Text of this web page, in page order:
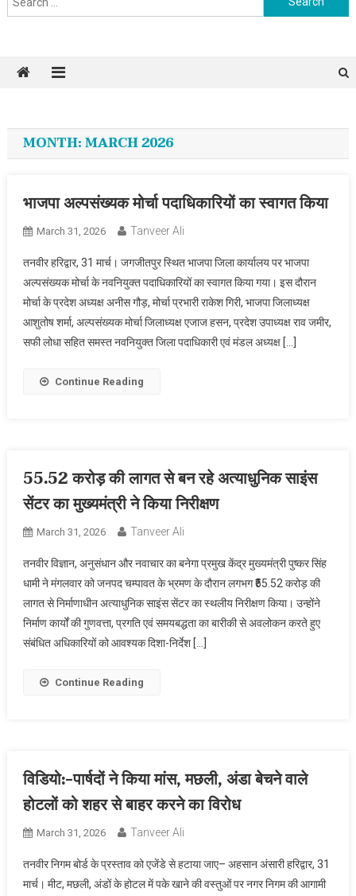
MONTH: MARCH 2026
भाजपा अल्पसंख्यक मोर्चा पदाधिकारियों का स्वागत किया
March 31, 2026 Tanveer Ali
तनवीर हरिद्वार, 31 मार्च। जगजीतपुर स्थित भाजपा जिला कार्यालय पर भाजपा
अल्पसंख्यक मोर्चा के नवनियुक्त पदाधिकारियों का स्वागत किया गया। इस दौरान
मोर्चा के प्रदेश अध्यक्ष अनीस गौड़, मोर्चा प्रभारी राकेश गिरी, भाजपा जिलाध्यक्ष
आशुतोष शर्मा, अल्पसंख्यक मोर्चा जिलाध्यक्ष एजाज हसन, प्रदेश उपाध्यक्ष राव जमीर,
सफी लोधा सहित समस्त नवनियुक्त जिला पदाधिकारी एवं मंडल अध्यक्ष […]
Continue Reading
55.52 करोड़ की लागत से बन रहे अत्याधुनिक साइंस
सेंटर का मुख्यमंत्री ने किया निरीक्षण
March 31, 2026 Tanveer Ali
तनवीर विज्ञान, अनुसंधान और नवाचार का बनेगा प्रमुख केंद्र मुख्यमंत्री पुष्कर सिंह
धामी ने मंगलवार को जनपद चम्पावत के भ्रमण के दौरान लगभग ₹55.52 करोड़ की
लागत से निर्माणाधीन अत्याधुनिक साइंस सेंटर का स्थलीय निरीक्षण किया। उन्होंने
निर्माण कार्यों की गुणवत्ता, प्रगति एवं समयबद्धता का बारीकी से अवलोकन करते हुए
संबंधित अधिकारियों को आवश्यक दिशा-निर्देश […]
Continue Reading
विडियो:-पार्षदों ने किया मांस, मछली, अंडा बेचने वाले
होटलों को शहर से बाहर करने का विरोध
March 31, 2026 Tanveer Ali
तनवीर निगम बोर्ड के प्रस्ताव को एजेंडे से हटाया जाए– अहसान अंसारी हरिद्वार, 31
मार्च। मीट, मछली, अंडों के होटल में पके खाने की वस्तुओं पर नगर निगम की आगामी